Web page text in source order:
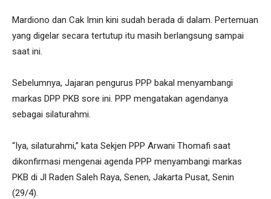
Mardiono dan Cak Imin kini sudah berada di dalam. Pertemuan
yang digelar secara tertutup itu masih berlangsung sampai
saat ini.
Sebelumnya, Jajaran pengurus PPP bakal menyambangi
markas DPP PKB sore ini. PPP mengatakan agendanya
sebagai silaturahmi.
“Iya, silaturahmi,” kata Sekjen PPP Arwani Thomafi saat
dikonfirmasi mengenai agenda PPP menyambangi markas
PKB di Jl Raden Saleh Raya, Senen, Jakarta Pusat, Senin
(29/4).